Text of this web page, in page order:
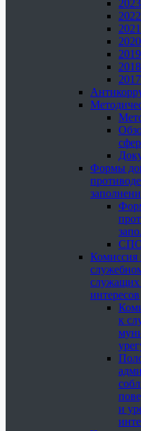
Формы
СПО
Комиссия
служащих
интересов
к
и